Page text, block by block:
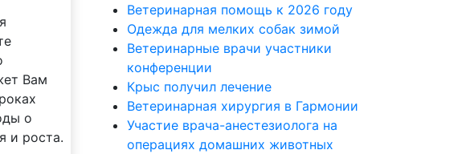
Вам
о
и роста.
Ветеринарная помощь к 2026 году
Одежда для мелких собак зимой
Ветеринарные врачи участники
конференции
Крыс получил лечение
Ветеринарная хирургия в Гармонии
Участие врача-анестезиолога на
операциях домашних животных